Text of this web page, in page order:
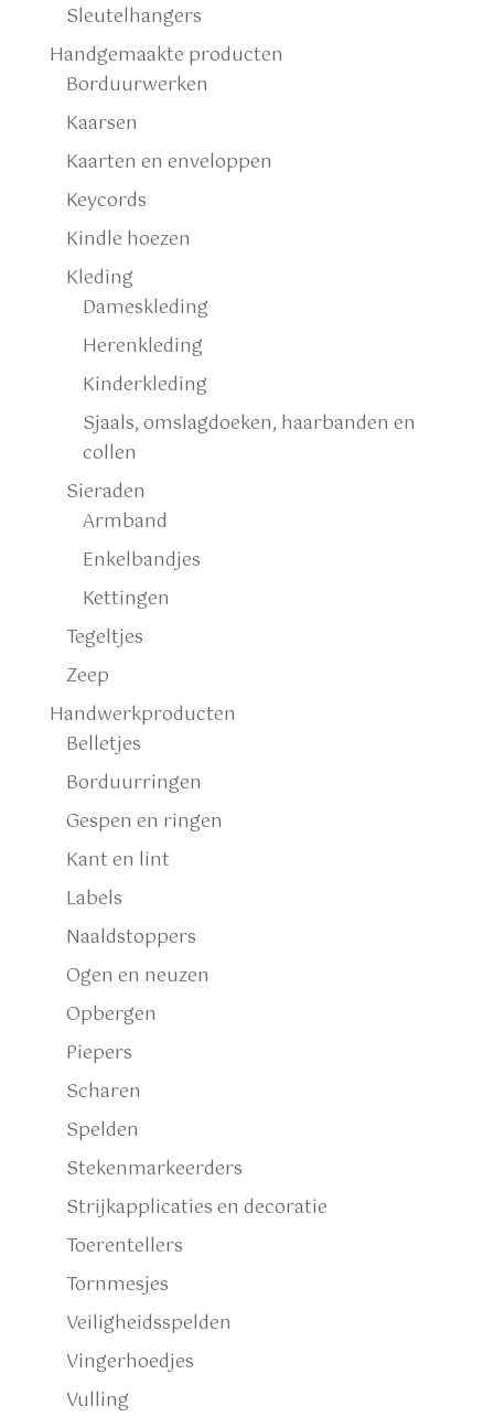
Sleutelhangers
Handgemaakte producten
Borduurwerken
Kaarsen
Kaarten en enveloppen
Keycords
Kindle hoezen
Kleding
Dameskleding
Herenkleding
Kinderkleding
Sjaals, omslagdoeken, haarbanden en
collen
Sieraden
Armband
Enkelbandjes
Kettingen
Tegeltjes
Zeep
Handwerkproducten
Belletjes
Borduurringen
Gespen en ringen
Kant en lint
Labels
Naaldstoppers
Ogen en neuzen
Opbergen
Piepers
Scharen
Spelden
Stekenmarkeerders
Strijkapplicaties en decoratie
Toerentellers
Tornmesjes
Veiligheidsspelden
Vingerhoedjes
Vulling